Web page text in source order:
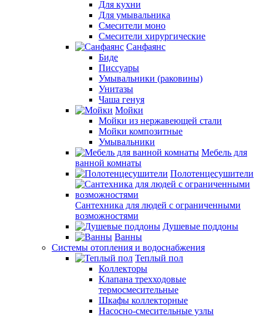
Для кухни
Для умывальника
Смесители моно
Смесители хирургические
Санфаянс
Биде
Писсуары
Умывальники (раковины)
Унитазы
Чаша генуя
Мойки
Мойки из нержавеющей стали
Мойки композитные
Умывальники
Мебель для
ванной комнаты
Полотенцесушители
Сантехника для людей с ограниченными
возможностями
Душевые поддоны
Ванны
Системы отопления и водоснабжения
Теплый пол
Коллекторы
Клапана трехходовые
термосмесительные
Шкафы коллекторные
Насосно-смесительные узлы